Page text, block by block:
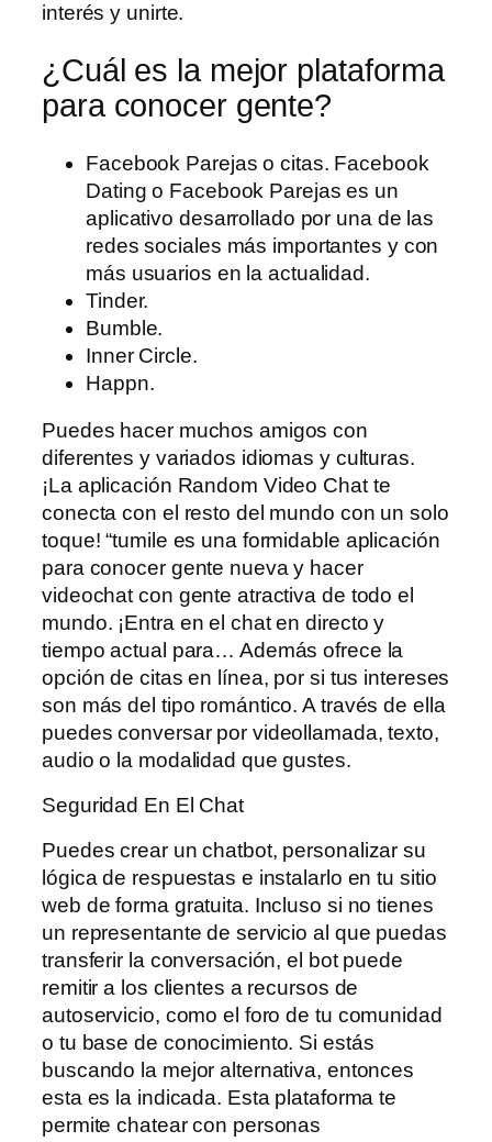
interés y unirte.
¿Cuál es la mejor plataforma
para conocer gente?
Facebook Parejas o citas. Facebook
Dating o Facebook Parejas es un
aplicativo desarrollado por una de las
redes sociales más importantes y con
más usuarios en la actualidad.
Tinder.
Bumble.
Inner Circle.
Happn.
Puedes hacer muchos amigos con
diferentes y variados idiomas y culturas.
¡La aplicación Random Video Chat te
conecta con el resto del mundo con un solo
toque! “tumile es una formidable aplicación
para conocer gente nueva y hacer
videochat con gente atractiva de todo el
mundo. ¡Entra en el chat en directo y
tiempo actual para… Además ofrece la
opción de citas en línea, por si tus intereses
son más del tipo romántico. A través de ella
puedes conversar por videollamada, texto,
audio o la modalidad que gustes.
Seguridad En El Chat
Puedes crear un chatbot, personalizar su
lógica de respuestas e instalarlo en tu sitio
web de forma gratuita. Incluso si no tienes
un representante de servicio al que puedas
transferir la conversación, el bot puede
remitir a los clientes a recursos de
autoservicio, como el foro de tu comunidad
o tu base de conocimiento. Si estás
buscando la mejor alternativa, entonces
esta es la indicada. Esta plataforma te
permite chatear con personas